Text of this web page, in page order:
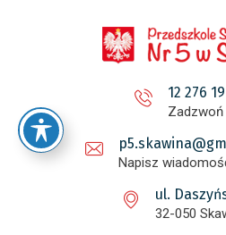
12 276
Napisz
ul.
32-050